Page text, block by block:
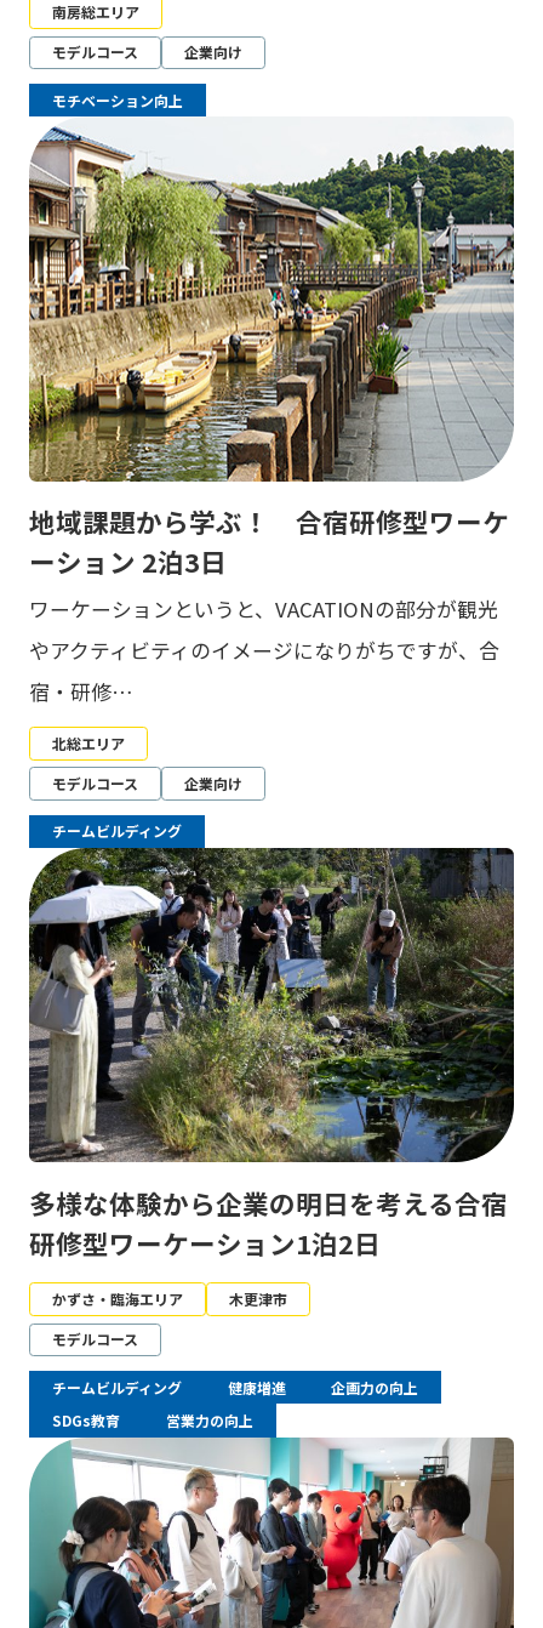
南房総エリア
モデルコース
企業向け
モチベーション向上
地域課題から学ぶ！ 合宿研修型ワーケ
ーション 2泊3日
ワーケーションというと、VACATIONの部分が観光
やアクティビティのイメージになりがちですが、合
宿・研修…
北総エリア
モデルコース
企業向け
チームビルディング
多様な体験から企業の明日を考える合宿
研修型ワーケーション1泊2日
かずさ・臨海エリア
木更津市
モデルコース
チームビルディング 健康増進
企画力の向上
SDGs教育
営業力の向上